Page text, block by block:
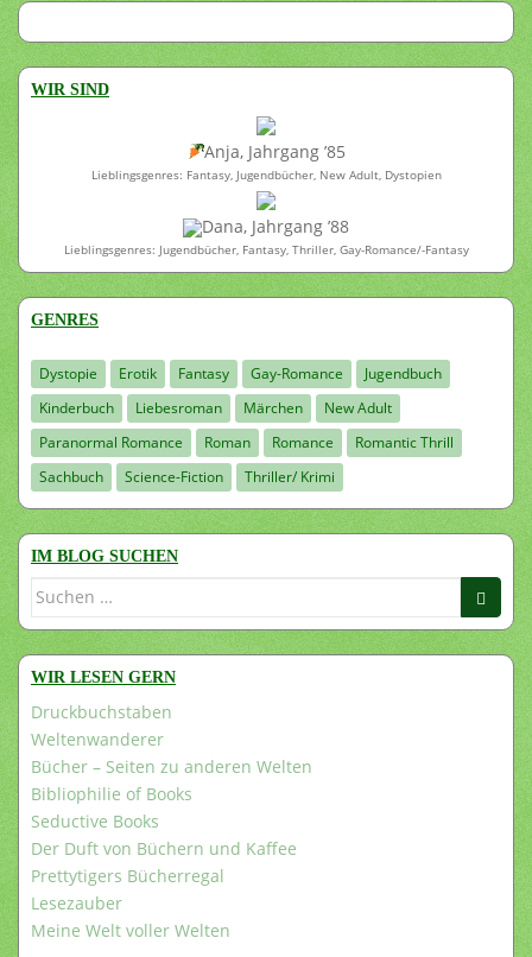
WIR SIND
Anja, Jahrgang ’85
Lieblingsgenres: Fantasy, Jugendbücher, New Adult, Dystopien
Dana, Jahrgang ’88
Lieblingsgenres: Jugendbücher, Fantasy, Thriller, Gay-Romance/-Fantasy
GENRES
Dystopie Erotik Fantasy Gay-Romance
Jugendbuch
Kinderbuch
Liebesroman Märchen
New Adult
Paranormal Romance
Roman Romance
Romantic Thrill
Sachbuch
Science-Fiction Thriller/ Krimi
IM BLOG SUCHEN
Suchen
WIR LESEN GERN
Druckbuchstaben
Weltenwanderer
Bücher – Seiten zu anderen Welten
Bibliophilie of Books
Seductive Books
Der Duft von Büchern und Kaffee
Prettytigers Bücherregal
Lesezauber
Meine Welt voller Welten